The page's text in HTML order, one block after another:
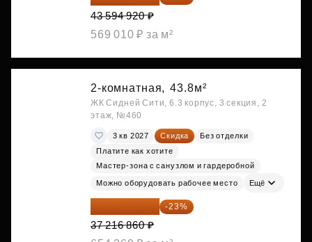
43 594 920 ₽
569 010 ₽ за м²
2-комнатная, 43.8м²
ЖК Сидней Сити, 6.3 корпус, 3 секция, 2
этаж, №460
3 кв 2027 Скидка
Без отделки
Платите как хотите
Мастер-зона с санузлом и гардеробной
Можно оборудовать рабочее место Ещё
28 656 982 ₽ -23%
37 216 860 ₽